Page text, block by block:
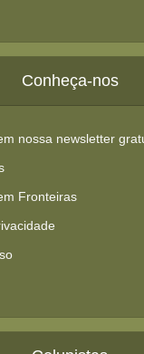
Conheça-nos
nossa newsletter
Fronteiras